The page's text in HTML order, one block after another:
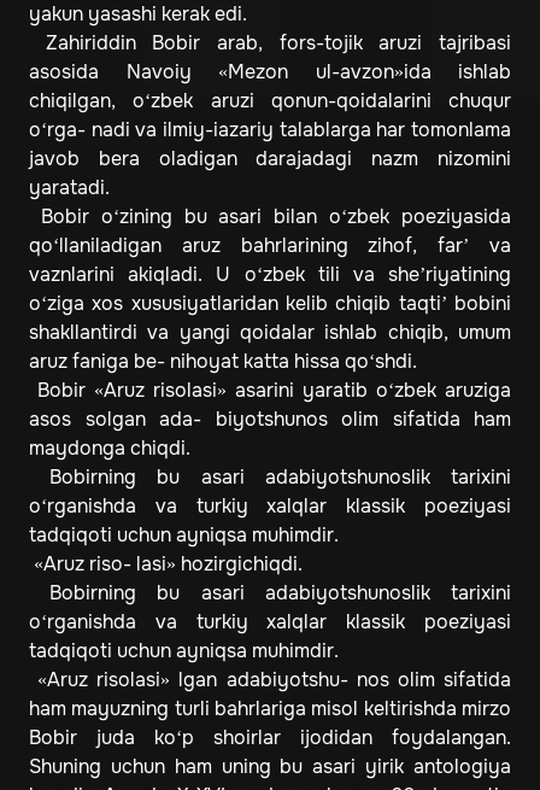
yakun yasashi kerak edi.
Zahiriddin Bobir arab, fors-tojik aruzi tajribasi
asosida Navoiy «Mezon ul-avzon»ida ishlab
chiqilgan, o‘zbek aruzi qonun-qoidalarini chuqur
o‘rga- nadi va ilmiy-iazariy talablarga har tomonlama
javob bera oladigan darajadagi nazm nizomini
yaratadi.
Bobir o‘zining bu asari bilan o‘zbek poeziyasida
qo‘llaniladigan aruz bahrlarining zihof, far’ va
vaznlarini akiqladi. U o‘zbek tili va she’riyatining
o‘ziga xos xususiyatlaridan kelib chiqib taqti’ bobini
shakllantirdi va yangi qoidalar ishlab chiqib, umum
aruz faniga be- nihoyat katta hissa qo‘shdi.
Bobir «Aruz risolasi» asarini yaratib o‘zbek aruziga
asos solgan ada- biyotshunos olim sifatida ham
maydonga chiqdi.
Bobirning bu asari adabiyotshunoslik tarixini
o‘rganishda va turkiy xalqlar klassik poeziyasi
tadqiqoti uchun ayniqsa muhimdir.
«Aruz riso- lasi» hozirgichiqdi.
Bobirning bu asari adabiyotshunoslik tarixini
o‘rganishda va turkiy xalqlar klassik poeziyasi
tadqiqoti uchun ayniqsa muhimdir.
«Aruz risolasi» lgan adabiyotshu- nos olim sifatida
ham mayuzning turli bahrlariga misol keltirishda mirzo
Bobir juda ko‘p shoirlar ijodidan foydalangan.
Shuning uchun ham uning bu asari yirik antologiya